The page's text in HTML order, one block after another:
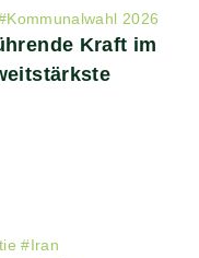
Kommunalwahl 2026
Kraft im
#Iran